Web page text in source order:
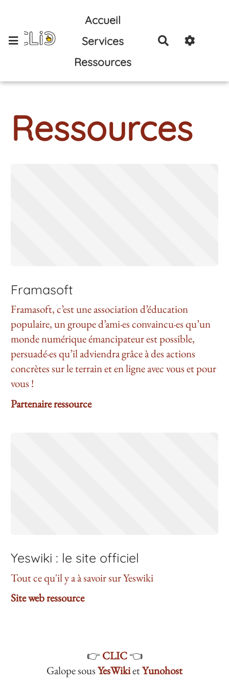
Aller au contenu principal
Accueil
Services
Ressources
Rechercher
Ressources
Framasoft
Framasoft, c’est une association d’éducation
populaire, un groupe d’ami·es convaincu·es qu’un
monde numérique émancipateur est possible,
persuadé·es qu’il adviendra grâce à des actions
concrètes sur le terrain et en ligne avec vous et pour
vous !
Partenaire ressource
Yeswiki : le site officiel
Tout ce qu'il y a à savoir sur Yeswiki
Site web ressource
👉 CLIC👈
Galope sousYesWikietYunohost